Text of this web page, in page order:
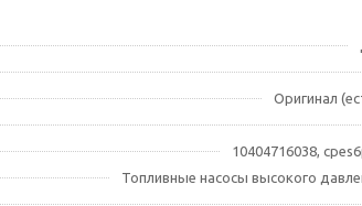
Оригинал
10404716038,
Топливные насосы высокого